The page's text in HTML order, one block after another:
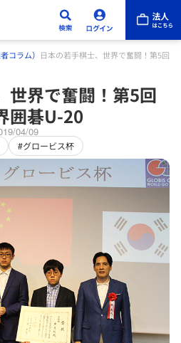
コラム） 日本の若手棋士、世界で奮闘！第5回
世界で奮闘！第5回
囲碁U-20
04/09
#グロービス杯